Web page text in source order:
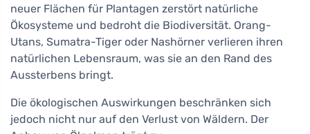
neuer Flächen für Plantagen zerstört natürliche
Ökosysteme und bedroht die Biodiversität. Orang-
Utans, Sumatra-Tiger oder Nashörner verlieren ihren
natürlichen Lebensraum, was sie an den Rand des
Aussterbens bringt.
Die ökologischen Auswirkungen beschränken sich
jedoch nicht nur auf den Verlust von Wäldern. Der